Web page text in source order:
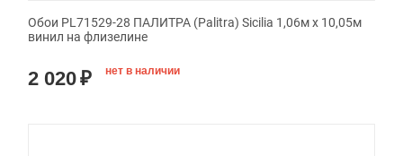
Обои PL71529-28 ПАЛИТРА (Palitra) Sicilia 1,06м х 10,05м
винил на флизелине
2 020₽ нет в наличии